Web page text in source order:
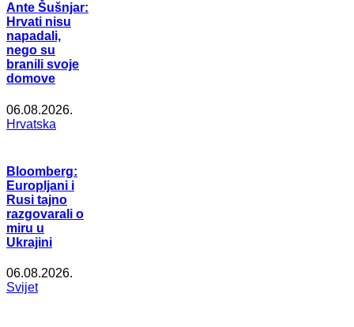
Ante Šušnjar:
Hrvati nisu
napadali,
nego su
branili svoje
domove
06.08.2026.
Hrvatska
Bloomberg:
Europljani i
Rusi tajno
razgovarali o
miru u
Ukrajini
06.08.2026.
Svijet